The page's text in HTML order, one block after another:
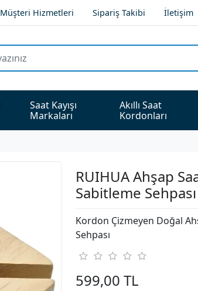
Müşteri Hizmetleri Sipariş Takibi İletişim
Saat Kayışı
Markaları
Akıllı Saat
Kordonları
RUIHUA Ahşap
Sabitleme
Kordon Çizmeyen Doğal
Sehpası
599,00 TL